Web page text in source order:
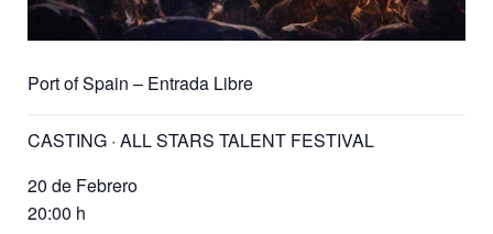
Port of Spain – Entrada Libre
CASTING · ALL STARS TALENT FESTIVAL
20 de Febrero
20:00 h